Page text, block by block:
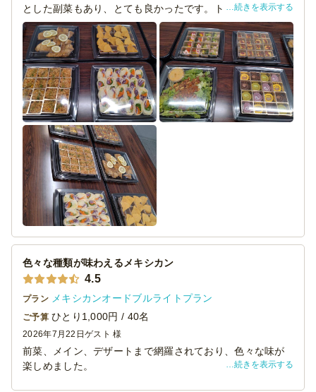
とした副菜もあり、とても良かったです。トルティーヤ
は、野菜がたっぷりで皮もしっとりしていてとても美味し
かったです。トルティーヤを食べたことないという年配の
人もいたのには驚きましたが（苦笑）。ネットで見た時
は、12人前で１ケースに収まっていたので、24人前を頼め
ば２セット分のケースで納品されると思っていたのです
が、16人前で１ケースになっていたため、スイーツの隣に
メキシカンライスが入っていたのはちょっと残念でした。
続きを表示する
色々な種類が味わえるメキシカン
4.5
プラン メキシカンオードブルライトプラン
ご予算 ひとり1,000円 / 40名
2026年7月22日 ゲスト 様
前菜、メイン、デザートまで網羅されており、色々な味が
楽しめました。
続きを表示する